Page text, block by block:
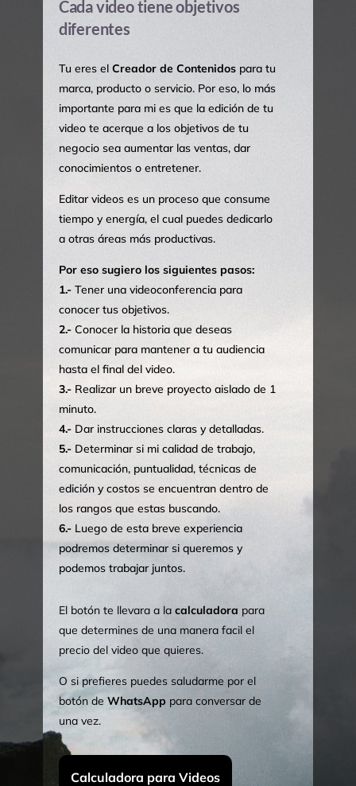
Cada video tiene objetivos
diferentes
Tu eres el Creador de Contenidospara tu
marca, producto o servicio. Por eso, lo más
importante para mi es que la edición de tu
video te acerque a los objetivos de tu
negocio sea aumentar las ventas, dar
conocimientos o entretener.
Editar videos es un proceso que consume
tiempo y energía, el cual puedes dedicarlo
a otras áreas más productivas.
Por eso sugiero los siguientes pasos:
1.-Tener una videoconferencia para
conocer tus objetivos.
2.-Conocer la historia que deseas
comunicar para mantener a tu audiencia
hasta el final del video.
3.-Realizar un breve proyecto aislado de 1
minuto.
4.-Dar instrucciones claras y detalladas.
5.-Determinar si mi calidad de trabajo,
comunicación, puntualidad, técnicas de
edición y costos se encuentran dentro de
los rangos que estas buscando.
6.-Luego de esta breve experiencia
podremos determinar si queremos y
podemos trabajar juntos.
El botón te llevara a la calculadora para
que determines de una manera facil el
precio del video que quieres.
O si prefieres puedes saludarme por el
botón de WhatsApppara conversar de
una vez.
Calculadora para Videos